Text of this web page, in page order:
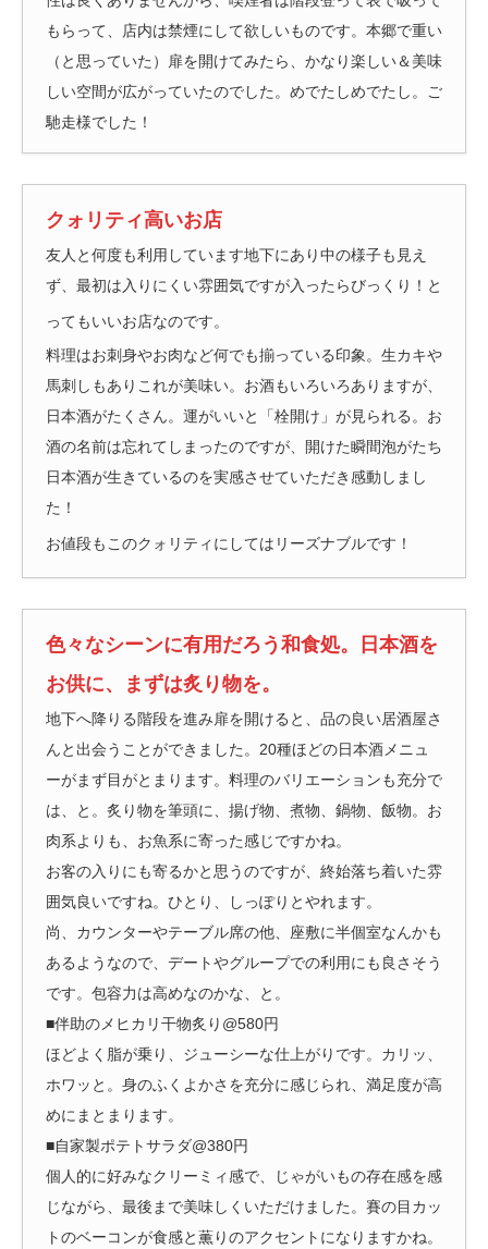
もらって、店内は禁煙にして欲しいものです。本郷で重い
（と思っていた）扉を開けてみたら、かなり楽しい＆美味
しい空間が広がっていたのでした。めでたしめでたし。ご
馳走様でした！
クォリティ高いお店
友人と何度も利用しています地下にあり中の様子も見え
ず、最初は入りにくい雰囲気ですが入ったらびっくり！と
ってもいいお店なのです。
料理はお刺身やお肉など何でも揃っている印象。生カキや
馬刺しもありこれが美味い。お酒もいろいろありますが、
日本酒がたくさん。運がいいと「栓開け」が見られる。お
酒の名前は忘れてしまったのですが、開けた瞬間泡がたち
日本酒が生きているのを実感させていただき感動しまし
た！
お値段もこのクォリティにしてはリーズナブルです！
色々なシーンに有用だろう和食処。日本酒を
お供に、まずは炙り物を。
地下へ降りる階段を進み扉を開けると、品の良い居酒屋さ
んと出会うことができました。20種ほどの日本酒メニュ
ーがまず目がとまります。料理のバリエーションも充分で
は、と。炙り物を筆頭に、揚げ物、煮物、鍋物、飯物。お
肉系よりも、お魚系に寄った感じですかね。
お客の入りにも寄るかと思うのですが、終始落ち着いた雰
囲気良いですね。ひとり、しっぽりとやれます。
尚、カウンターやテーブル席の他、座敷に半個室なんかも
あるようなので、デートやグループでの利用にも良さそう
です。包容力は高めなのかな、と。
■伴助のメヒカリ干物炙り@580円
ほどよく脂が乗り、ジューシーな仕上がりです。カリッ、
ホワッと。身のふくよかさを充分に感じられ、満足度が高
めにまとまります。
■自家製ポテトサラダ@380円
個人的に好みなクリーミィ感で、じゃがいもの存在感を感
じながら、最後まで美味しくいただけました。賽の目カッ
トのベーコンが食感と薫りのアクセントになりますかね。